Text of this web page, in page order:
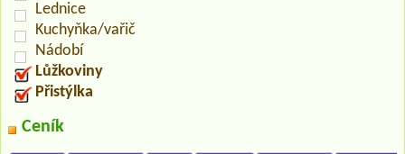
Lednice
Kuchyňka/vařič
Nádobí
Lůžkoviny
Přistýlka
Ceník